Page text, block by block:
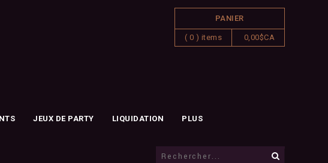
PANIER
( 0 ) items 0,00$CA
JEUX DE PARTY LIQUIDATION PLUS